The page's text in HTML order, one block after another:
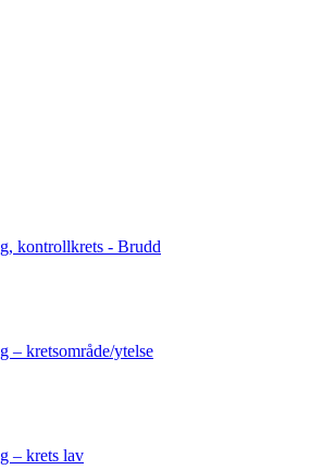
kontrollkrets - Brudd
– kretsområde/ytelse
– krets lav